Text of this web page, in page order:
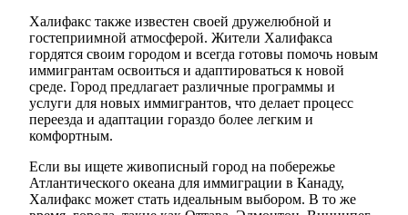
Халифакс также известен своей дружелюбной и
гостеприимной атмосферой. Жители Халифакса
гордятся своим городом и всегда готовы помочь новым
иммигрантам освоиться и адаптироваться к новой
среде. Город предлагает различные программы и
услуги для новых иммигрантов, что делает процесс
переезда и адаптации гораздо более легким и
комфортным.
Если вы ищете живописный город на побережье
Атлантического океана для иммиграции в Канаду,
Халифакс может стать идеальным выбором. В то же